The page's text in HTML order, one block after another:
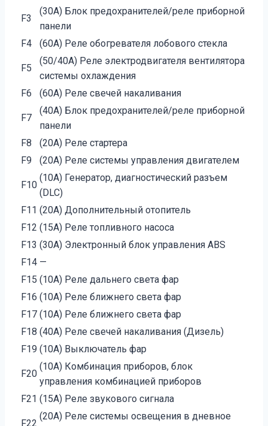
F3
(30A) Блок предохранителей/реле приборной
панели
F4
(60A) Реле обогревателя лобового стекла
F5
(50/40A) Реле электродвигателя вентилятора
системы охлаждения
F6
(60A) Реле свечей накаливания
F7
(40A) Блок предохранителей/реле приборной
панели
F8
(20A) Реле стартера
F9
(20A) Реле системы управления двигателем
F10
(10A) Генератор, диагностический разъем
(DLC)
F11 (20A) Дополнительный отопитель
F12 (15A) Реле топливного насоса
F13 (30A) Электронный блок управления ABS
F14 —
F15 (10A) Реле дальнего света фар
F16 (10A) Реле ближнего света фар
F17 (10A) Реле ближнего света фар
F18 (40A) Реле свечей накаливания (Дизель)
F19 (10A) Выключатель фар
F20
(10A) Комбинация приборов, блок
управления комбинацией приборов
F21 (15A) Реле звукового сигнала
F22
(20A) Реле системы освещения в дневное